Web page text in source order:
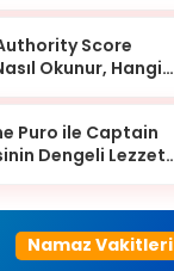
Score
Okunur, Hangi
Puro ile Captain
Dengeli Lezzet
Namaz Vakitleri